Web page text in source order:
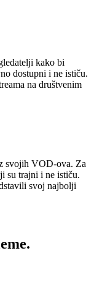
kako bi
dostupni i ne ističu.
na društvenim
svojih VOD-ova. Za
su trajni i ne ističu.
svoj najbolji